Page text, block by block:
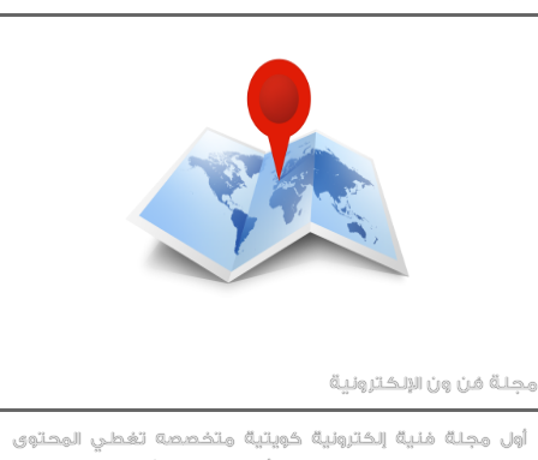
مجلة فن ون الإلكترونية
أول مجلة فنية إلكترونية كويتية متخصصه تغطي المحتوى